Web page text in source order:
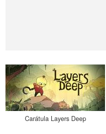
Carátula Layers Deep